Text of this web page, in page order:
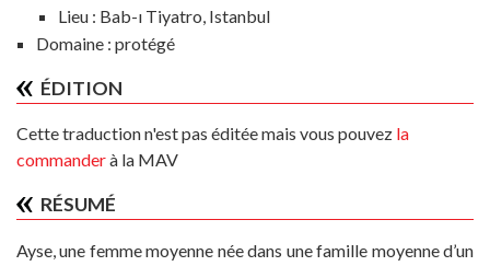
Lieu : Bab-ı Tiyatro, Istanbul
Domaine : protégé
ÉDITION
Cette traduction n'est pas éditée mais vous pouvez la
commanderà la MAV
RÉSUMÉ
Ayse, une femme moyenne née dans une famille moyenne d’un